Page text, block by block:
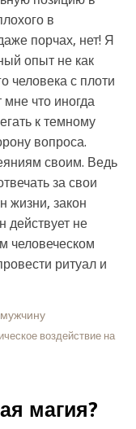
в
порчах, нет! Я
опыт не как
человека с плоти
что иногда
к темному
вопроса.
своим. Ведь
за свои
жизни, закон
действует не
человеческом
ритуал и
воздействие на
магия?